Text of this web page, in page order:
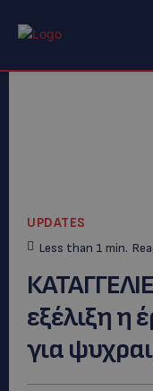
UPDATES
Less than 1 min.
εξέλιξη η
για